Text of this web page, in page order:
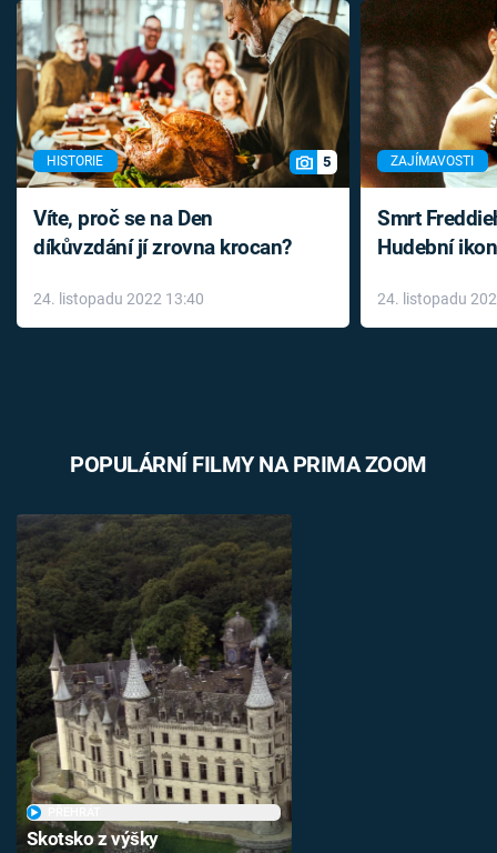
HISTORIE 5
Víte, proč se na Den
díkůvzdání jí zrovna krocan?
24. listopadu 2022 13:40
ZAJÍMAVOSTI
Smrt
Hudební
léky
24. listopadu
POPULÁRNÍ FILMY NA PRIMA ZOOM
Skotsko z výšky